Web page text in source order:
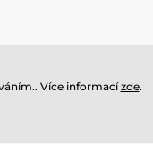
Více informacízde.